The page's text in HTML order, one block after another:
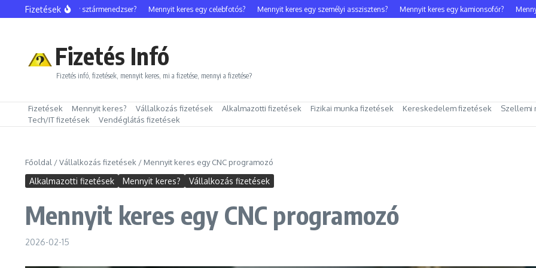
Ugrás a tartalomhoz
Fizetések
Mennyit keres egy sztármenedzser? Mennyit keres egy celebfotós? Mennyit keres egy személyi asszisztens? Mennyit keres egy kamionsofőr? Mennyit
Fizetés Infó
Fizetés infó, fizetések, mennyit keres, mi a fizetése, mennyi a fizetése?
Fizetések Mennyit keres? Vállalkozás fizetések Alkalmazotti fizetések Fizikai munka fizetések Kereskedelem fizetések
Szellemi
Tech/IT fizetések
Vendéglátás fizetések
Főoldal /Vállalkozás fizetések / Mennyit keres egy CNC programozó
Alkalmazotti fizetések Mennyit keres? Vállalkozás fizetések
Mennyit keres egy CNC programozó
2026-02-15